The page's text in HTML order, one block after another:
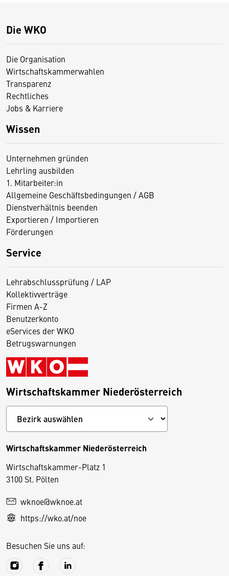
Die WKO
Die Organisation
Wirtschaftskammerwahlen
Transparenz
Rechtliches
Jobs & Karriere
Wissen
Unternehmen gründen
Lehrling ausbilden
1. Mitarbeiter:in
Allgemeine Geschäftsbedingungen / AGB
Dienstverhältnis beenden
Exportieren / Importieren
Förderungen
Service
Lehrabschlussprüfung / LAP
Kollektivverträge
Firmen A-Z
Benutzerkonto
eServices der WKO
Betrugswarnungen
Wirtschaftskammer Niederösterreich
Wirtschaftskammer Niederösterreich
Wirtschaftskammer-Platz 1
3100 St. Pölten
wknoe@wknoe.at
https://wko.at/noe
Besuchen Sie uns auf:
D
e
s
S
e